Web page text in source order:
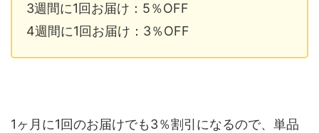
3週間に1回お届け：5％OFF
4週間に1回お届け：3％OFF
1ヶ月に1回のお届けでも3％割引になるので、単品